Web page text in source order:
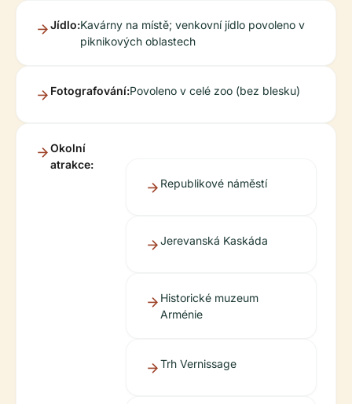
Jídlo:Kavárny na místě; venkovní jídlo povoleno v
piknikových oblastech
Fotografování:Povoleno v celé zoo (bez blesku)
Okolní
atrakce:
Republikové náměstí
Jerevanská Kaskáda
Historické muzeum
Arménie
Trh Vernissage